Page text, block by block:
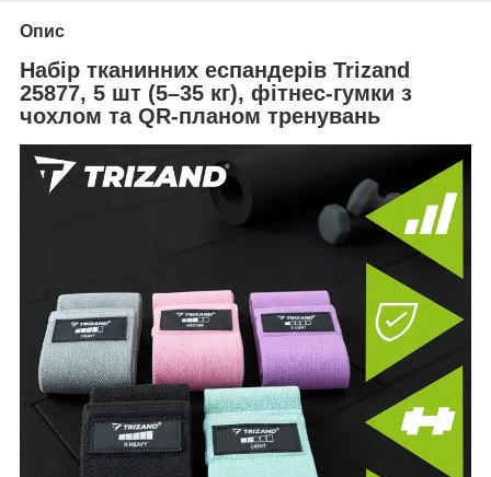
Опис
Набір тканинних еспандерів Trizand
25877, 5 шт (5–35 кг), фітнес-гумки з
чохлом та QR-планом тренувань